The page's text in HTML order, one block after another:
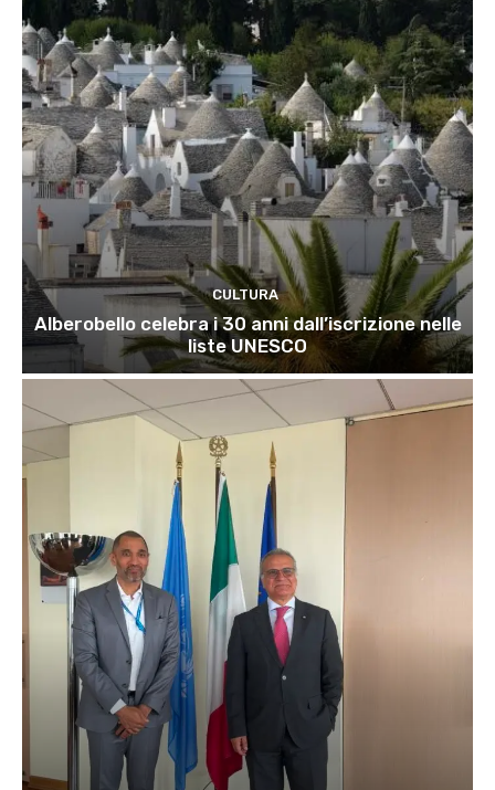
CULTURA
Alberobello celebra i 30 anni dall’iscrizione nelle
liste UNESCO